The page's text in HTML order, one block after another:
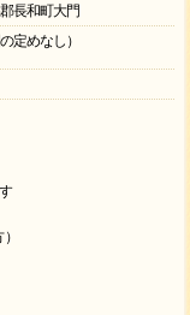
長和町大門
定めなし）